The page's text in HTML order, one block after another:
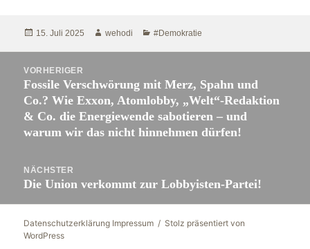
Veröffentlicht
15. Juli 2025 Autor
wehodi Kategorien
#Demokratie
Beitragsnavigation
VORHERIGER
Vorheriger
Beitrag:
Fossile Verschwörung mit Merz, Spahn und
Co.? Wie Exxon, Atomlobby, „Welt“-Redaktion
& Co. die Energiewende sabotieren – und
warum wir das nicht hinnehmen dürfen!
NÄCHSTER
Nächster
Beitrag:
Die Union verkommt zur Lobbyisten-Partei!
Datenschutzerklärung Impressum
Stolz präsentiert von
WordPress